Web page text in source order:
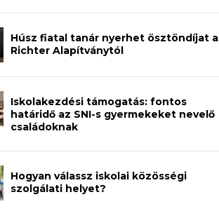
Húsz fiatal tanár nyerhet ösztöndíjat a
Richter Alapítványtól
Iskolakezdési támogatás: fontos
határidő az SNI-s gyermekeket nevelő
családoknak
Hogyan válassz iskolai közösségi
szolgálati helyet?